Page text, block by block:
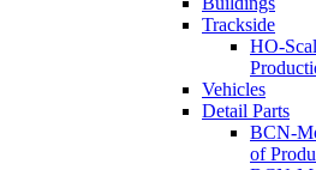
Trackside
HO-
Vehicles
Detail Parts
BCN-
of